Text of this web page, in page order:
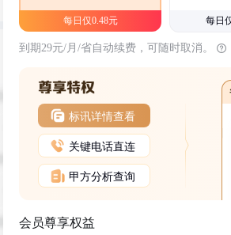
每日仅0.48元 每日
到期29元/月/省自动续费，可随时取消。
标讯详情查看
关键电话直连
甲方分析查询
会员尊享权益